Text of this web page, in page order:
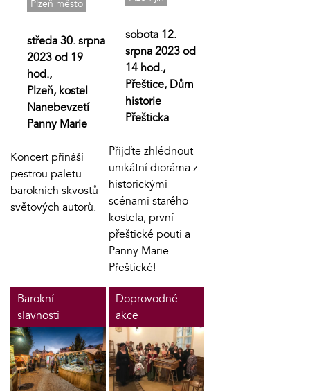
Plzeň město
středa 30. srpna
2023 od 19
hod.,
Plzeň, kostel
Nanebevzetí
Panny Marie
Koncert přináší
pestrou paletu
barokních skvostů
světových autorů.
sobota 12.
srpna 2023 od
14 hod.,
Přeštice, Dům
historie
Přešticka
Přijďte zhlédnout
unikátní dioráma z
historickými
scénami starého
kostela, první
přeštické pouti a
Panny Marie
Přeštické!
Barokní
slavnosti
Doprovodné
akce